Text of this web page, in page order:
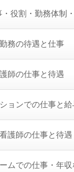
・役割・勤務体制
務の待遇と仕事
師の仕事と待遇
ョンでの仕事と給
護師の仕事と待遇
ムでの仕事・年収